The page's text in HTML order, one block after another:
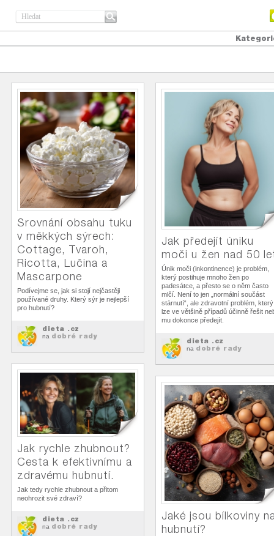
Srovnání obsahu tuku
v měkkých sýrech:
Cottage, Tvaroh,
Ricotta, Lučina a
Mascarpone
Podívejme se, jak si stojí nejčastěji
používané druhy. Který sýr je nejlepší
pro hubnutí?
dieta .cz
na dobré rady
Jak předejít úniku
moči u žen nad 50
Únik moči (inkontinence) je problém,
který postihuje mnoho žen po
padesátce, a přesto se o něm často
mlčí. Není to jen „normální součást
stárnutí“, ale zdravotní problém, který
lze ve většině případů účinně řešit
mu dokonce předejít.
dieta .cz
na dobré rady
Jak rychle zhubnout?
Cesta k efektivnímu a
zdravému hubnutí.
Jak tedy rychle zhubnout a přitom
neohrozit své zdraví?
dieta .cz
na dobré rady
Jaké jsou bílkoviny
hubnutí?